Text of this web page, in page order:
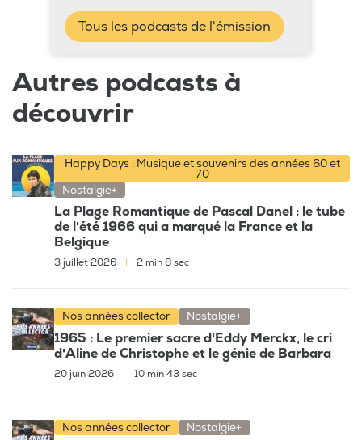
Tous les podcasts de l'émission
Autres podcasts à
découvrir
Happy Days : Musique et souvenirs des années 60 et
70
Nostalgie+
La Plage Romantique de Pascal Danel : le tube
de l'été 1966 qui a marqué la France et la
Belgique
3 juillet 2026 2 min 8 sec
Nos années collector Nostalgie+
1965 : Le premier sacre d'Eddy Merckx, le cri
d'Aline de Christophe et le génie de Barbara
20 juin 2026 | 10 min 43 sec
Nos années collector Nostalgie+